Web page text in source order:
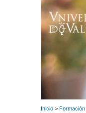
Inicio > Formación